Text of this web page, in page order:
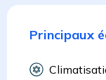
Principaux